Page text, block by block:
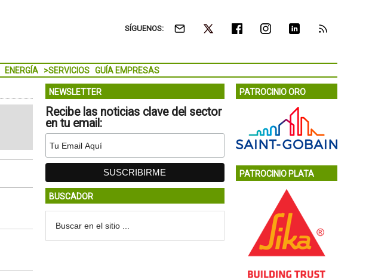
SÍGUENOS:
ENERGÍA >SERVICIOS GUÍA EMPRESAS
NEWSLETTER
Recibe las noticias clave del sector
en tu email:
BUSCADOR
PATROCINIO ORO
PATROCINIO PLATA